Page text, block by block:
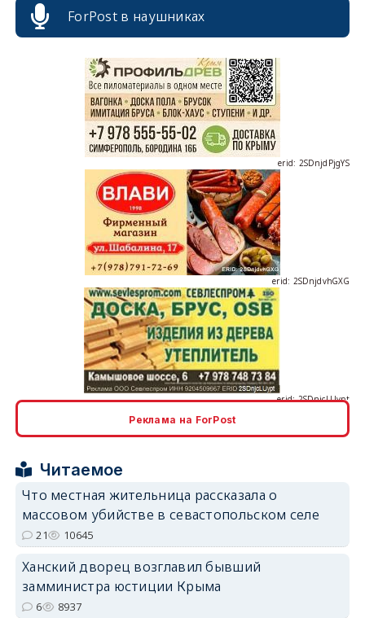
ForPost в наушниках
erid: 2SDnjdPjgYS
erid: 2SDnjdvhGXG
Реклама на ForPost
Читаемое
Что местная жительница рассказала о
массовом убийстве в севастопольском селе
21 10645
Ханский дворец возглавил бывший
замминистра юстиции Крыма
6 8937